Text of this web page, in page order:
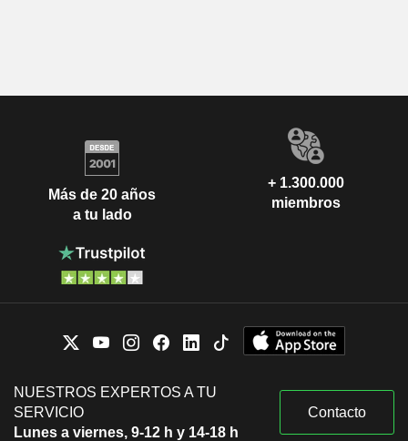
Más de 20 años
a tu lado
+ 1.300.000
miembros
NUESTROS EXPERTOS A TU
SERVICIO
Lunes a viernes, 9-12 h y 14-18 h
Contacto